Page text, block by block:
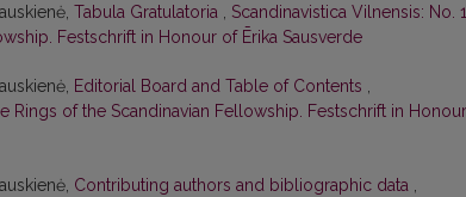
Tabula Gratulatoria , Scandinavistica Vilnensis: No.
Festschrift in Honour of Ērika Sausverde
Editorial Board and Table of Contents ,
Rings of the Scandinavian Fellowship. Festschrift in Honour
Contributing authors and bibliographic data ,